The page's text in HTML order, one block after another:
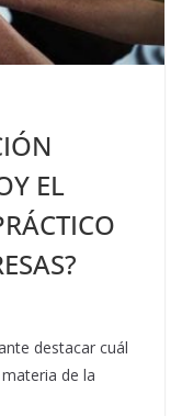
EL
destacar cuál
de la